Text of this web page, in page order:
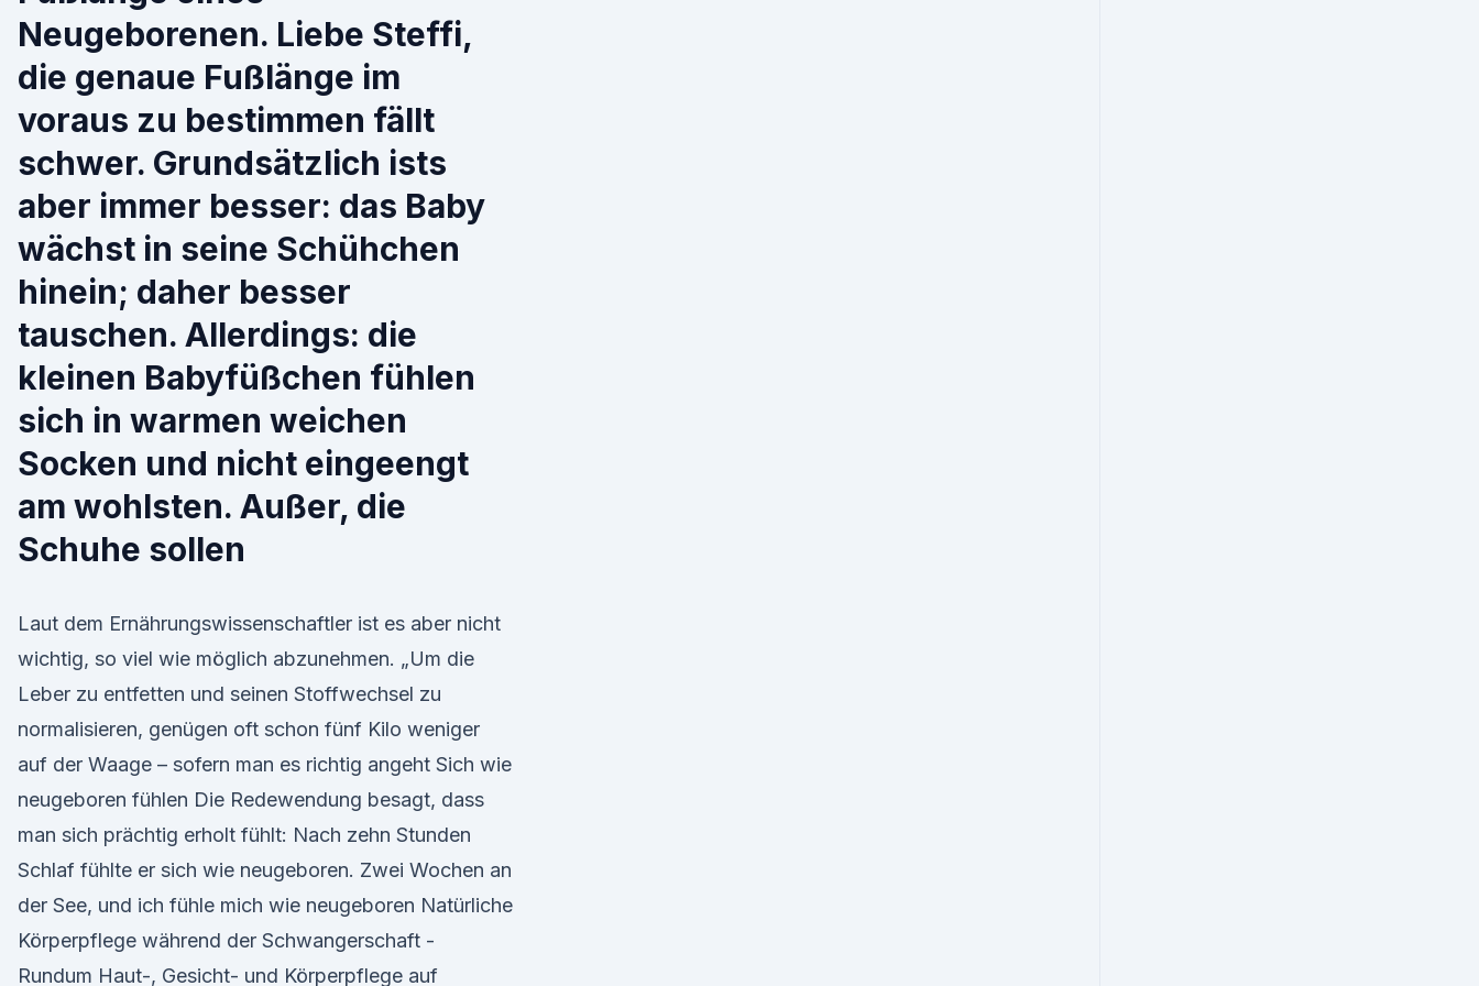
Neugeborenen. Liebe Steffi,
die genaue Fußlänge im
voraus zu bestimmen fällt
schwer. Grundsätzlich ists
aber immer besser: das Baby
wächst in seine Schühchen
hinein; daher besser
tauschen. Allerdings: die
kleinen Babyfüßchen fühlen
sich in warmen weichen
Socken und nicht eingeengt
am wohlsten. Außer, die
Schuhe sollen
Laut dem Ernährungswissenschaftler ist es aber nicht
wichtig, so viel wie möglich abzunehmen. „Um die
Leber zu entfetten und seinen Stoffwechsel zu
normalisieren, genügen oft schon fünf Kilo weniger
auf der Waage – sofern man es richtig angeht Sich wie
neugeboren fühlen Die Redewendung besagt, dass
man sich prächtig erholt fühlt: Nach zehn Stunden
Schlaf fühlte er sich wie neugeboren. Zwei Wochen an
der See, und ich fühle mich wie neugeboren Natürliche
Körperpflege während der Schwangerschaft -
Rundum Haut-, Gesicht- und Körperpflege auf